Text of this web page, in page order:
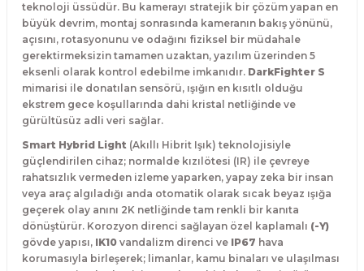
teknoloji üssüdür. Bu kamerayı stratejik bir çözüm yapan en
büyük devrim, montaj sonrasında kameranın bakış yönünü,
açısını, rotasyonunu ve odağını fiziksel bir müdahale
gerektirmeksizin tamamen uzaktan, yazılım üzerinden 5
eksenli olarak kontrol edebilme imkanıdır. DarkFighter S
mimarisi ile donatılan sensörü, ışığın en kısıtlı olduğu
ekstrem gece koşullarında dahi kristal netliğinde ve
gürültüsüz adli veri sağlar.
Smart Hybrid Light (Akıllı Hibrit Işık) teknolojisiyle
güçlendirilen cihaz; normalde kızılötesi (IR) ile çevreye
rahatsızlık vermeden izleme yaparken, yapay zeka bir insan
veya araç algıladığı anda otomatik olarak sıcak beyaz ışığa
geçerek olay anını 2K netliğinde tam renkli bir kanıta
dönüştürür. Korozyon direnci sağlayan özel kaplamalı (-Y)
gövde yapısı, IK10 vandalizm direnci ve IP67 hava
korumasıyla birleşerek; limanlar, kamu binaları ve ulaşılması